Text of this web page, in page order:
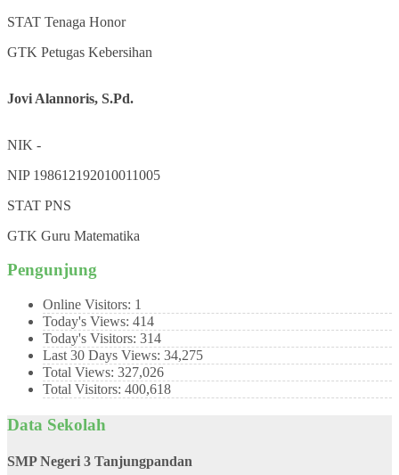
STAT Tenaga Honor
GTK Petugas Kebersihan
Jovi Alannoris, S.Pd.
NIK -
NIP 198612192010011005
STAT PNS
GTK Guru Matematika
Pengunjung
Online Visitors: 1
Today's Views: 414
Today's Visitors: 314
Last 30 Days Views: 34,275
Total Views: 327,026
Total Visitors: 400,618
Data Sekolah
SMP Negeri 3 Tanjungpandan